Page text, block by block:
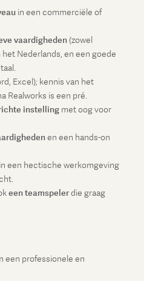
in een commerciële of
vaardigheden (zowel
Nederlands, en een goede
Excel); kennis van het
Realworks is een pré.
instelling met oog voor
en een hands-on
een hectische werkomgeving
een teamspelerdie graag
een professionele en